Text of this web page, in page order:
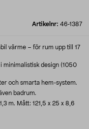
Artikelnr: 46-1387
värme – för rum upp till 17
minimalistisk design (1050
och smarta hem-system.
badrum.
m. Mått: 121,5 x 25 x 8,6